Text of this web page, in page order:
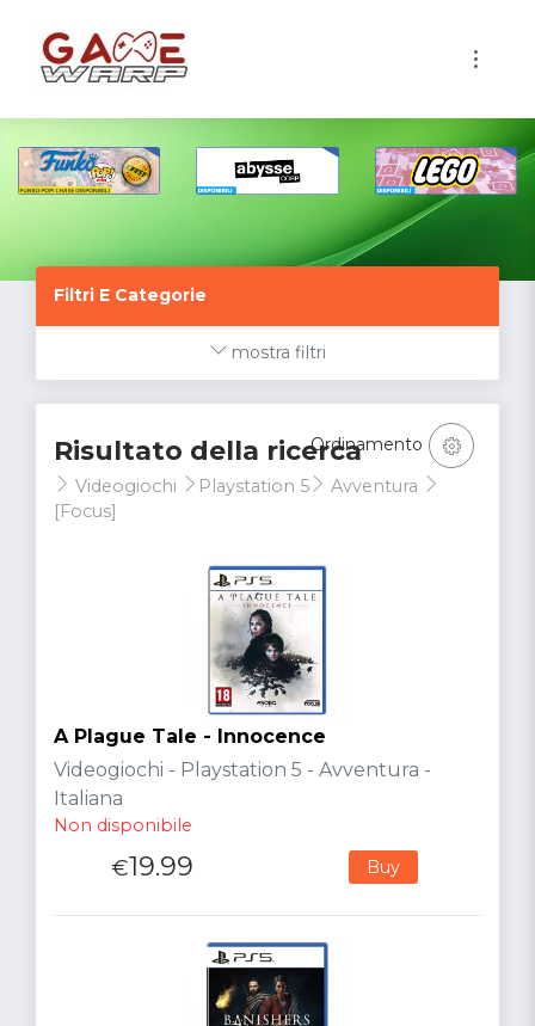
Filtri E Categorie
mostra filtri
Risultato della ricerca
Videogiochi Playstation 5
Avventura
[Focus]
Ordinamento
A Plague Tale - Innocence
Videogiochi - Playstation 5 - Avventura -
Italiana
Non disponibile
€19.99 Buy